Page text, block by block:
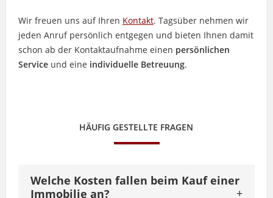
Wir freuen uns auf Ihren Kontakt. Tagsüber nehmen wir
jeden Anruf persönlich entgegen und bieten Ihnen damit
schon ab der Kontaktaufnahme einen persönlichen
Serviceund eine individuelle Betreuung.
HÄUFIG GESTELLTE FRAGEN
Welche Kosten fallen beim Kauf einer
Immobilie an?